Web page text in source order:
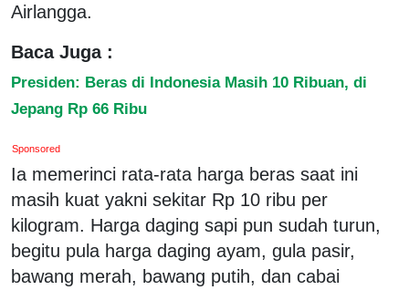
Airlangga.
Baca Juga :
Presiden: Beras di Indonesia Masih 10 Ribuan, di
Jepang Rp 66 Ribu
Sponsored
Ia memerinci rata-rata harga beras saat ini
masih kuat yakni sekitar Rp 10 ribu per
kilogram. Harga daging sapi pun sudah turun,
begitu pula harga daging ayam, gula pasir,
bawang merah, bawang putih, dan cabai